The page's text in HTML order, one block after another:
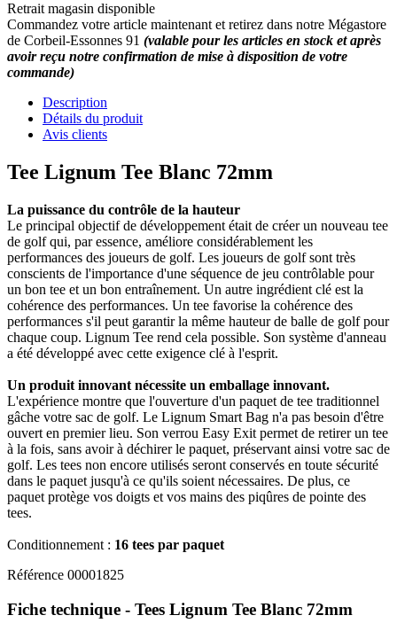
10/10(6 avis)
Retrait magasin disponible
Commandez votre article maintenant et retirez dans notre Mégastore
de Corbeil-Essonnes 91 (valable pour les articles en stock et après
avoir reçu notre confirmation de mise à disposition de votre
commande)
Description
Détails du produit
Avis clients
Tee Lignum Tee Blanc 72mm
La puissance du contrôle de la hauteur
Le principal objectif de développement était de créer un nouveau tee
de golf qui, par essence, améliore considérablement les
performances des joueurs de golf. Les joueurs de golf sont très
conscients de l'importance d'une séquence de jeu contrôlable pour
un bon tee et un bon entraînement. Un autre ingrédient clé est la
cohérence des performances. Un tee favorise la cohérence des
performances s'il peut garantir la même hauteur de balle de golf pour
chaque coup. Lignum Tee rend cela possible. Son système d'anneau
a été développé avec cette exigence clé à l'esprit.
Un produit innovant nécessite un emballage innovant.
L'expérience montre que l'ouverture d'un paquet de tee traditionnel
gâche votre sac de golf. Le Lignum Smart Bag n'a pas besoin d'être
ouvert en premier lieu. Son verrou Easy Exit permet de retirer un tee
à la fois, sans avoir à déchirer le paquet, préservant ainsi votre sac de
golf. Les tees non encore utilisés seront conservés en toute sécurité
dans le paquet jusqu'à ce qu'ils soient nécessaires. De plus, ce
paquet protège vos doigts et vos mains des piqûres de pointe des
tees.
Conditionnement : 16 tees par paquet
Référence 00001825
Fiche technique - Tees Lignum Tee Blanc 72mm